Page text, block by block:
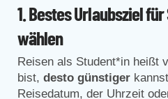
1.Bestes Urlaubsziel
wählen
Reisen als Student*in heißt
bist, desto günstiger
Reisedatum, der Uhrzeit